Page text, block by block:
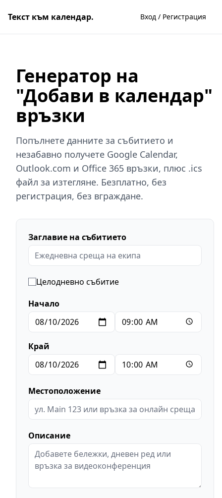
Текст към календар. Вход / Регистрация
Генератор на
"Добави в календар"
връзки
Попълнете данните за събитието и
незабавно получете Google Calendar,
Outlook.com и Office 365 връзки, плюс .ics
файл за изтегляне. Безплатно, без
регистрация, без вграждане.
Заглавие на събитието
Целодневно събитие
Начало
Край
Местоположение
Описание